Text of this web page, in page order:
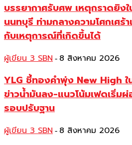
บรรยากาศรับศพ เหตุกราดยิง
นนทบุรี ท่ามกลางความโศกเศร้า
กับเหตุการณ์ที่เกิดขึ้นได้
ผู้เขียน 3 SBN - 8 สิงหาคม 2026
YLG ชี้ทองคำพุ่ง New High
ข่าวน้ำมันลง-แนวโน้มเฟดเริ่ม
รอบปรับฐาน
ผู้เขียน 3 SBN - 8 สิงหาคม 2026